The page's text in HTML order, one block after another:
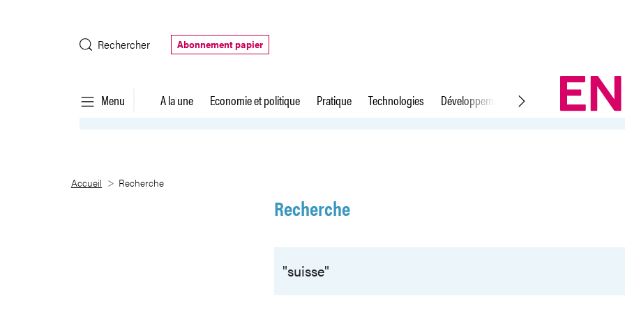
Rechercher
Abonnement papier
Menu A la une Economie et politique Pratique Technologies Développement durable Droit du travail
Recherche
Accueil Recherche
Recherche